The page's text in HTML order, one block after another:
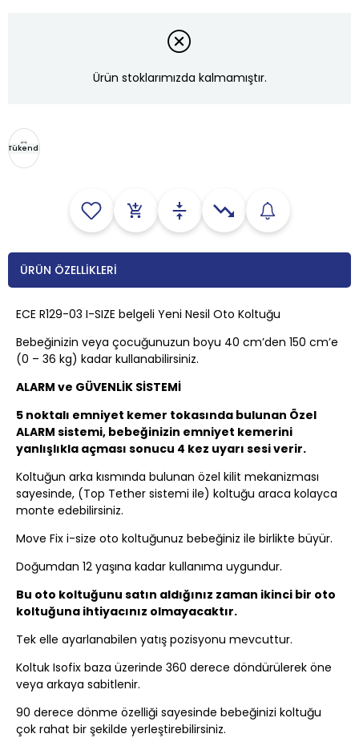
Ürün stoklarımızda kalmamıştır.
Tükendi
ÜRÜN ÖZELLIKLERI
ECE R129-03 I-SIZE belgeli Yeni Nesil Oto Koltuğu
Bebeğinizin veya çocuğunuzun boyu 40 cm’den 150 cm’e
(0 – 36 kg) kadar kullanabilirsiniz.
ALARM ve GÜVENLİK SİSTEMİ
5 noktalı emniyet kemer tokasında bulunan Özel
ALARM sistemi, bebeğinizin emniyet kemerini
yanlışlıkla açması sonucu 4 kez uyarı sesi verir.
Koltuğun arka kısmında bulunan özel kilit mekanizması
sayesinde, (Top Tether sistemi ile) koltuğu araca kolayca
monte edebilirsiniz.
Move Fix i-size oto koltuğunuz bebeğiniz ile birlikte büyür.
Doğumdan 12 yaşına kadar kullanıma uygundur.
Bu oto koltuğunu satın aldığınız zaman ikinci bir oto
koltuğuna ihtiyacınız olmayacaktır.
Tek elle ayarlanabilen yatış pozisyonu mevcuttur.
Koltuk Isofix baza üzerinde 360 derece döndürülerek öne
veya arkaya sabitlenir.
90 derece dönme özelliği sayesinde bebeğinizi koltuğu
çok rahat bir şekilde yerleştirebilirsiniz.